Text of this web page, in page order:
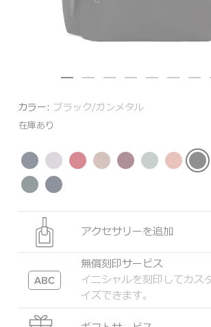
カラー: ブラック/ガンメタル
在庫あり
アクセサリーを追加
無償刻印サービス
イニシャルを刻印してカス
イズできます。